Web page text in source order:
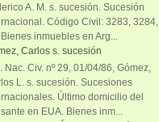
A. M. s. sucesión. Sucesión
Código Civil: 3283, 3284,
inmuebles en Arg...
Carlos s. sucesión
Nac. Civ. nº 29, 01/04/86, Gómez,
L. s. sucesión. Sucesiones
Último domicilio del
en EUA. Bienes inm...